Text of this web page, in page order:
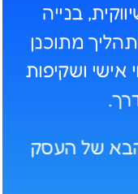
בנייה
תהליך מתוכנן
אישי ושקיפות
של העסק